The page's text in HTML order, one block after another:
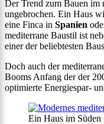
Der Trend zum Bauen im
ungebrochen. Ein Haus
eine Finca in Spanien
mediterrane Baustil ist
einer der beliebtesten
Doch auch der
Booms Anfang der der
optimierte Energiespar-
Ein Haus im